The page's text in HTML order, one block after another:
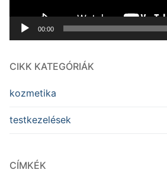
00:00
CIKK KATEGÓRIÁK
kozmetika
testkezelések
CÍMKÉK